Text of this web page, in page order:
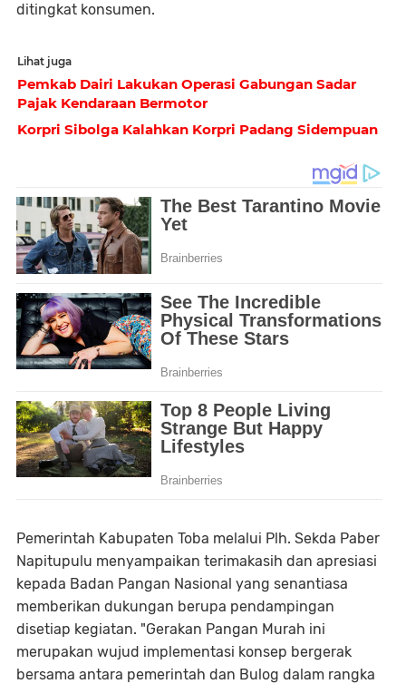
ditingkat konsumen.
Lihat juga
Pemkab Dairi Lakukan Operasi Gabungan Sadar
Pajak Kendaraan Bermotor
Korpri Sibolga Kalahkan Korpri Padang Sidempuan
Pemerintah Kabupaten Toba melalui Plh. Sekda Paber
Napitupulu menyampaikan terimakasih dan apresiasi
kepada Badan Pangan Nasional yang senantiasa
memberikan dukungan berupa pendampingan
disetiap kegiatan. "Gerakan Pangan Murah ini
merupakan wujud implementasi konsep bergerak
bersama antara pemerintah dan Bulog dalam rangka